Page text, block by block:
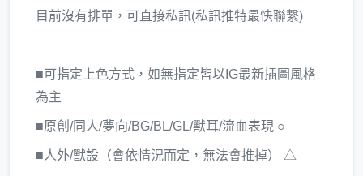
目前沒有排單，可直接私訊(私訊推特最快聯繫)
■可指定上色方式，如無指定皆以IG最新插圖風格
為主
■原創/同人/夢向/BG/BL/GL/獸耳/流血表現 ○
■人外/獸設（會依情況而定，無法會推掉） △